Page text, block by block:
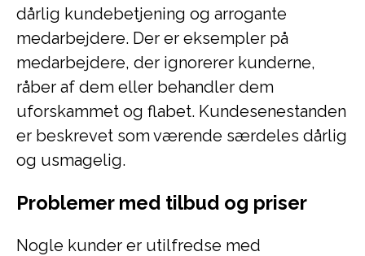
dårlig kundebetjening og arrogante
medarbejdere. Der er eksempler på
medarbejdere, der ignorerer kunderne,
råber af dem eller behandler dem
uforskammet og flabet. Kundesenestanden
er beskrevet som værende særdeles dårlig
og usmagelig.
Problemer med tilbud og priser
Nogle kunder er utilfredse med